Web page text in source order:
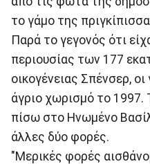
το γάμο της
Παρά το γεγονός ότι
περιουσίας των 177
οικογένειας Σπένσερ, οι
άγριο χωρισμό το 1997.
πίσω στο Ηνωμένο
άλλες δύο φορές.
"Μερικές φορές